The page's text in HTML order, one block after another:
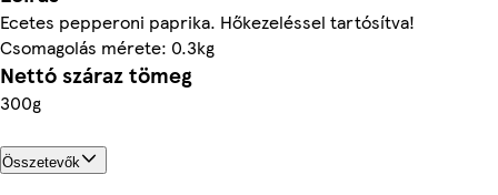
Ecetes pepperoni paprika. Hőkezeléssel tartósítva!
Csomagolás mérete: 0.3kg
Nettó száraz tömeg
300g
Összetevők